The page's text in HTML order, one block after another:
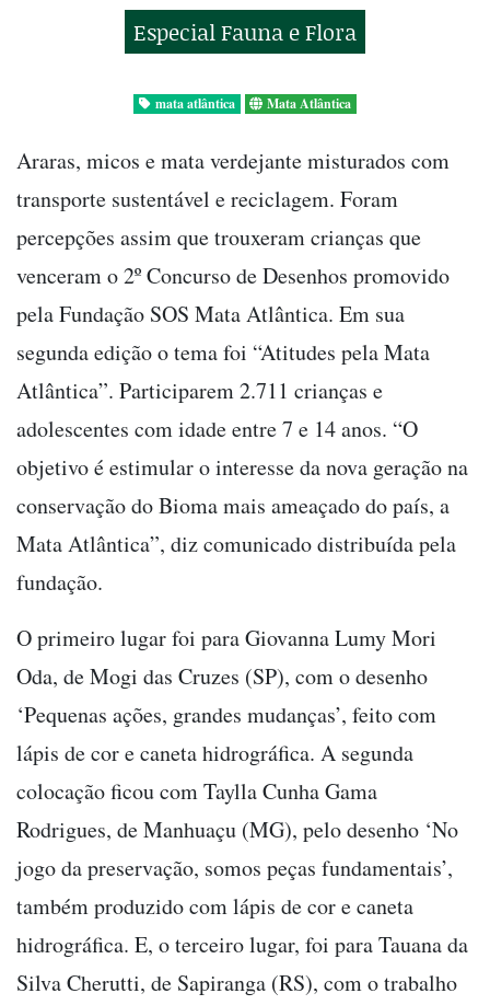
Especial Fauna e Flora
mata atlântica Mata Atlântica
Araras, micos e mata verdejante misturados com
transporte sustentável e reciclagem. Foram
percepções assim que trouxeram crianças que
venceram o 2º Concurso de Desenhos promovido
pela Fundação SOS Mata Atlântica. Em sua
segunda edição o tema foi “Atitudes pela Mata
Atlântica”. Participarem 2.711 crianças e
adolescentes com idade entre 7 e 14 anos. “O
objetivo é estimular o interesse da nova geração na
conservação do Bioma mais ameaçado do país, a
Mata Atlântica”, diz comunicado distribuída pela
fundação.
O primeiro lugar foi para Giovanna Lumy Mori
Oda, de Mogi das Cruzes (SP), com o desenho
‘Pequenas ações, grandes mudanças’, feito com
lápis de cor e caneta hidrográfica. A segunda
colocação ficou com Taylla Cunha Gama
Rodrigues, de Manhuaçu (MG), pelo desenho ‘No
jogo da preservação, somos peças fundamentais’,
também produzido com lápis de cor e caneta
hidrográfica. E, o terceiro lugar, foi para Tauana da
Silva Cherutti, de Sapiranga (RS), com o trabalho